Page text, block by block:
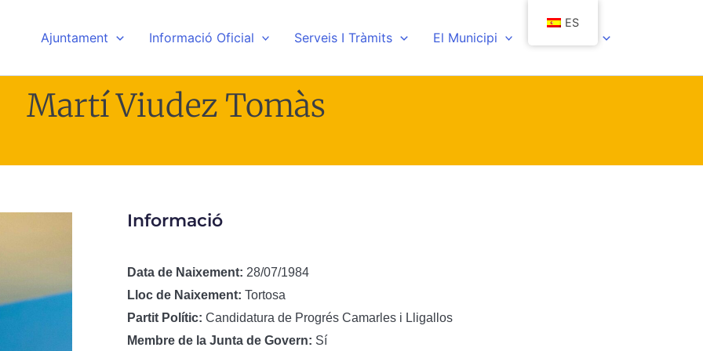
Ajuntament Informació Oficial Serveis I Tràmits El Municipi
Martí Viudez Tomàs
Informació
Data de Naixement: 28/07/1984
Lloc de Naixement: Tortosa
Partit Polític: Candidatura de Progrés Camarles i Lligallos
Membre de la Junta de Govern: Sí
ES